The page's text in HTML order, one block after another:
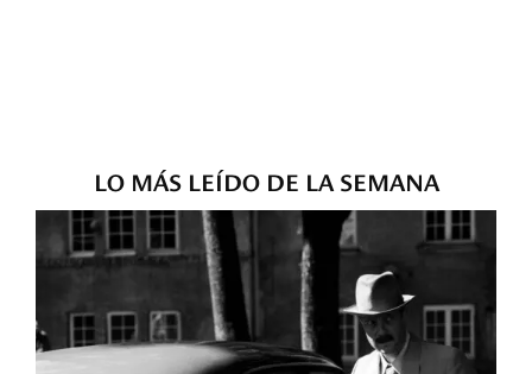
LO MÁS LEÍDO DE LA SEMANA